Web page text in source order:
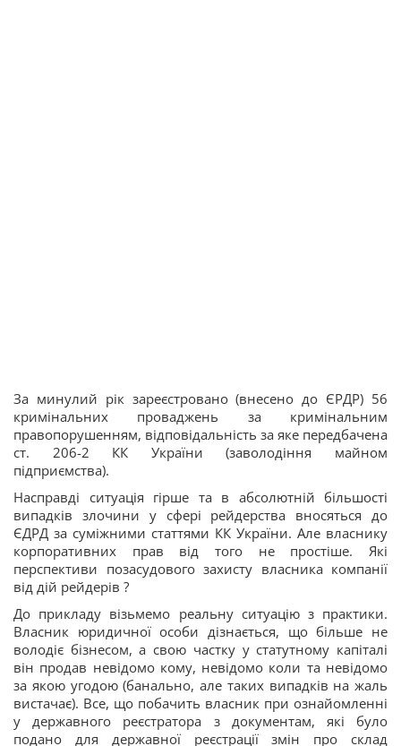
За минулий рік зареєстровано (внесено до ЄРДР) 56
кримінальних проваджень за кримінальним
правопорушенням, відповідальність за яке передбачена
ст. 206-2 КК України (заволодіння майном
підприємства).
Насправді ситуація гірше та в абсолютній більшості
випадків злочини у сфері рейдерства вносяться до
ЄДРД за суміжними статтями КК України. Але власнику
корпоративних прав від того не простіше. Які
перспективи позасудового захисту власника компанії
від дій рейдерів ?
До прикладу візьмемо реальну ситуацію з практики.
Власник юридичної особи дізнається, що більше не
володіє бізнесом, а свою частку у статутному капіталі
він продав невідомо кому, невідомо коли та невідомо
за якою угодою (банально, але таких випадків на жаль
вистачає). Все, що побачить власник при ознайомленні
у державного реєстратора з документам, які було
подано для державної реєстрації змін про склад